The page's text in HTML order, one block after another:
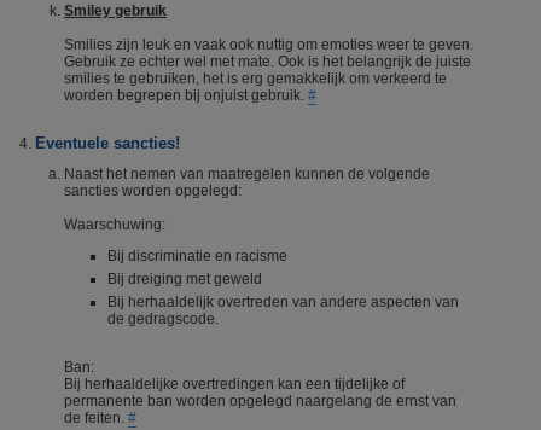
Smiley gebruik
Smilies zijn leuk en vaak ook nuttig om emoties weer te geven.
Gebruik ze echter wel met mate. Ook is het belangrijk de juiste
smilies te gebruiken, het is erg gemakkelijk om verkeerd te
worden begrepen bij onjuist gebruik. #
Eventuele sancties!
Naast het nemen van maatregelen kunnen de volgende
sancties worden opgelegd:
Waarschuwing:
Bij discriminatie en racisme
Bij dreiging met geweld
Bij herhaaldelijk overtreden van andere aspecten van
de gedragscode.
Ban:
Bij herhaaldelijke overtredingen kan een tijdelijke of
permanente ban worden opgelegd naargelang de ernst van
de feiten. #